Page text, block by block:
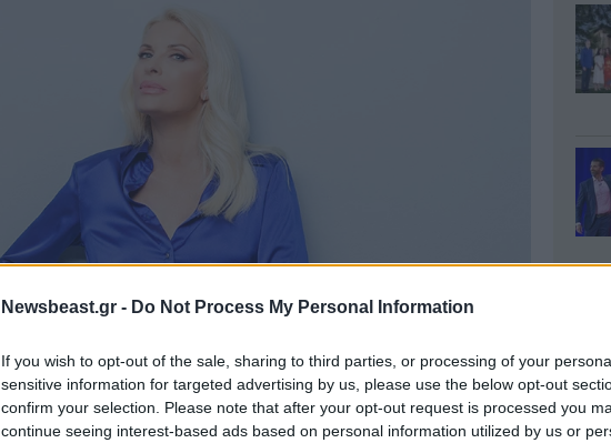
Newsbeast.gr - Do Not Process My Personal Information
If you wish to opt-out of the sale, sharing to third parties, or processing of your
sensitive information for targeted advertising by us, please use the below opt-out
confirm your selection. Please note that after your opt-out request is processed you
continue seeing interest-based ads based on personal information utilized by us or